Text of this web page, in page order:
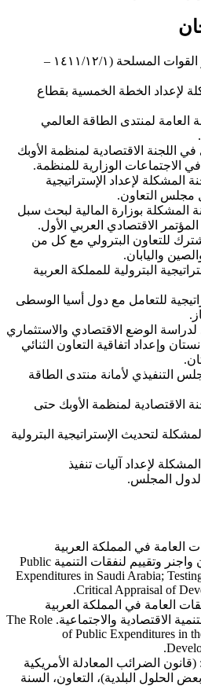
متعاون مع لجنة تطوير القوات المسلحة (١٤١١/١٢/١ –
لإعداد الخطة الخمسية بقطاع
العامة لمنتدى الطاقة العالمي
اللجنة الاقتصادية لمنظمة الأوبك
الاجتماعات الوزارية للمنظمة.
المشكلة لإعداد الإستراتيجية
مجلس التعاون.
المشكلة بوزارة المالية لبحث سبل
الاقتصادي العربي الأول.
للتعاون البترولي مع كل من
واليابان.
البترولية للمملكة العربية
للتعامل مع دول أسيا الوسطى
الوضع الاقتصادي والاستثماري
وإعداد اتفاقية التعاون الثنائي
التنفيذي لأمانة منتدى الطاقة
الاقتصادية لمنظمة الأوبك حتى
لتحديث الإستراتيجية البترولية
لإعداد آليات تنفيذ
الدول المجلس.
العامة في المملكة العربية
السعودية: اختبار لقانون واجنر وتقييم لنفقات التنمية Public
Expenditures in Saudi Arabia;
Critical Appraisal of
العامة في المملكة العربية
السعودية ودورها في التنمية الاقتصادية والاجتماعية. The Role
of Public Expenditures in
الضرائب المعادلة الأمريكية
الحلول البلدية)، التعاون، السنة